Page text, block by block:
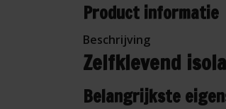
Product informatie
Beschrijving
Zelfklevend
Belangrijkste